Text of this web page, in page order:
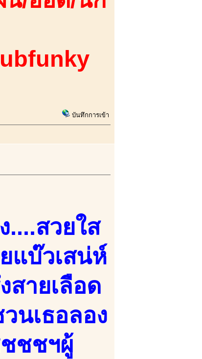
บันทึกการเข้า
....สวยใส
แบ๊วเสน่ห์
สายเลือด
นเธอลอง
ชชชฯผู้